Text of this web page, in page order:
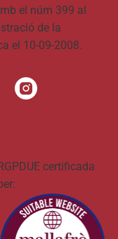
el núm 399 al
de la
el 10-09-2008.
certificada